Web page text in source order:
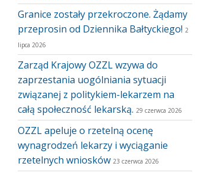
Granice zostały przekroczone. Żądamy
przeprosin od Dziennika Bałtyckiego! 2
lipca 2026
Zarząd Krajowy OZZL wzywa do
zaprzestania uogólniania sytuacji
związanej z politykiem-lekarzem na
całą społeczność lekarską. 29 czerwca 2026
OZZL apeluje o rzetelną ocenę
wynagrodzeń lekarzy i wyciąganie
rzetelnych wniosków 23 czerwca 2026